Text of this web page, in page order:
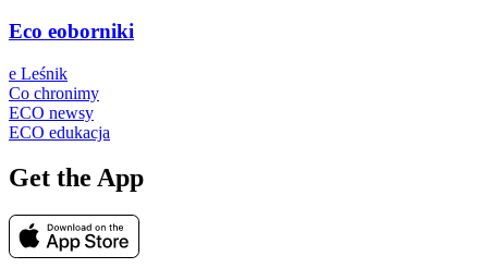
Eco eoborniki
e Leśnik
Co chronimy
ECO newsy
ECO edukacja
Get the App